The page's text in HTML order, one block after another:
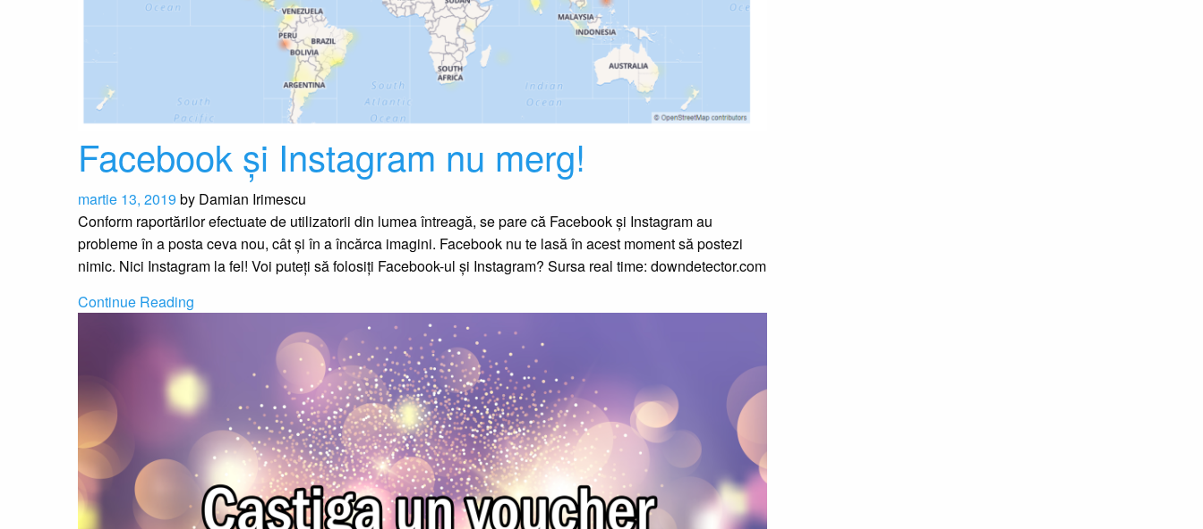
Facebook și Instagram nu merg!
martie 13, 2019 by Damian Irimescu
Conform raportărilor efectuate de utilizatorii din lumea întreagă, se pare că Facebook și Instagram au
probleme în a posta ceva nou, cât și în a încărca imagini. Facebook nu te lasă în acest moment să postezi
nimic. Nici Instagram la fel! Voi puteți să folosiți Facebook-ul și Instagram? Sursa real time: downdetector.com
Continue Reading